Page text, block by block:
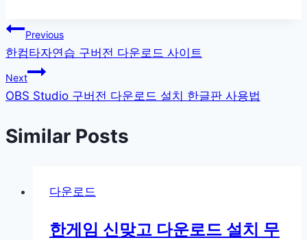
글
탐
색
Previous
한컴타자연습 구버전 다운로드 사이트
Next
OBS Studio 구버전 다운로드 설치 한글판 사용법
Similar Posts
다운로드
한게임 신맞고 다운로드 설치 무